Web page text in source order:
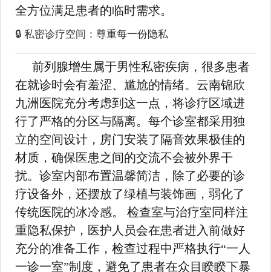
全方位满足患者的临时需求。
🔒 私密诊疗空间：尊重每一份隐私
前列腺增生属于男性私密疾病，很多患者
在就诊时会有羞涩、尴尬的情绪。云南锦欣
九洲医院充分考虑到这一点，将诊疗区域进
行了严格的分区与隔离。每个诊室都采用独
立的空间设计，房门安装了隔音效果极佳的
材质，确保医患之间的交流不会被外界干
扰。诊室内部布置温馨简洁，除了必要的诊
疗设备外，还摆放了绿植与装饰画，弱化了
传统医院的冰冷感。 检查室与治疗室同样注
重隐私保护，医护人员会在患者进入前做好
充分的准备工作，检查过程中严格执行“一人
一诊一室”制度，避免了患者在众目睽睽下暴